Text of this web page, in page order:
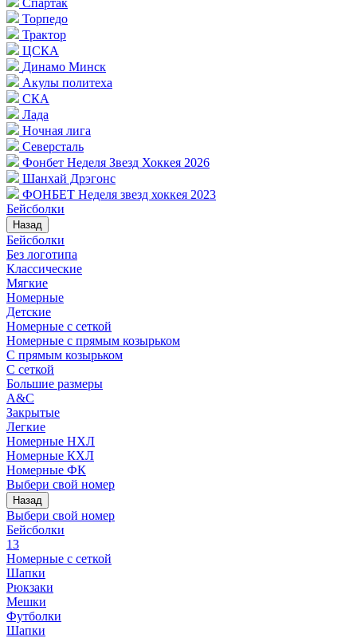
Спартак
Торпедо
Трактор
ЦСКА
Динамо Минск
Акулы политеха
СКА
Лада
Ночная лига
Северсталь
Фонбет Неделя Звезд Хоккея 2026
Шанхай Дрэгонс
ФОНБЕТ Неделя звезд хоккея 2023
Бейсболки
Назад
Бейсболки
Без логотипа
Классические
Мягкие
Номерные
Детские
Номерные с сеткой
Номерные с прямым козырьком
С прямым козырьком
С сеткой
Большие размеры
A&C
Закрытые
Легкие
Номерные НХЛ
Номерные КХЛ
Номерные ФК
Выбери свой номер
Назад
Выбери свой номер
Бейсболки
13
Номерные с сеткой
Шапки
Рюкзаки
Мешки
Футболки
Шапки